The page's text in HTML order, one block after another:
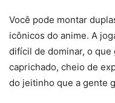
Você pode montar
icônicos do anime. A
difícil de dominar, o que
caprichado, cheio de
do jeitinho que a gente